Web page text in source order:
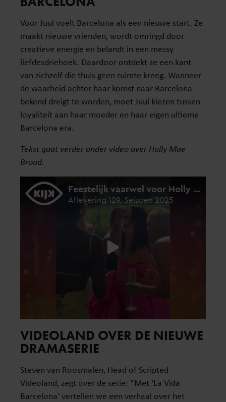
Voor Juul voelt Barcelona als een nieuwe start. Ze
maakt nieuwe vrienden, wordt omringd door
creatieve energie en belandt in een messy
liefdesdriehoek. Daardoor ontdekt ze een kant
van zichzelf die thuis geen ruimte kreeg. Wanneer
de waarheid achter haar komst naar Barcelona
bekend dreigt te worden, moet Juul kiezen tussen
loyaliteit aan haar moeder en haar eigen ultieme
Barcelona era.
Tekst gaat verder onder video over Holly Mae
Brood.
VIDEOLAND OVER DE NIEUWE
DRAMASERIE
Steven van Roosmalen, Head of Scripted
Videoland, zegt over de serie: “Met ‘La Vida
Barcelona’ vertellen we een verhaal over het